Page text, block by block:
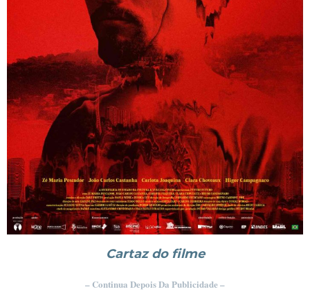
Cartaz do filme
– Continua Depois Da Publicidade –